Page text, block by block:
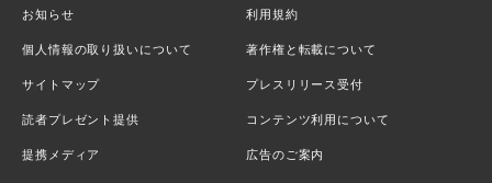
お知らせ 利用規約
個人情報の取り扱いについて 著作権と転載について
サイトマップ プレスリリース受付
読者プレゼント提供 コンテンツ利用について
提携メディア 広告のご案内